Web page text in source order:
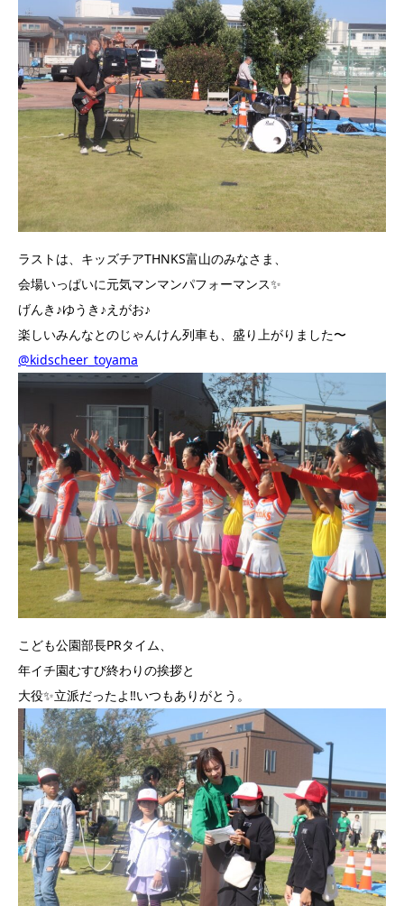
ラストは、キッズチアTHNKS富山のみなさま、
会場いっぱいに元気マンマンパフォーマンス✨
げんき♪ゆうき♪えがお♪
楽しいみんなとのじゃんけん列車も、盛り上がりました〜
@kidscheer_toyama
こども公園部長PRタイム、
年イチ園むすび終わりの挨拶と
大役✨立派だったよ‼️いつもありがとう。